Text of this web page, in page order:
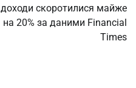
доходи скоротилися майже
на 20% за даними Financial
Times